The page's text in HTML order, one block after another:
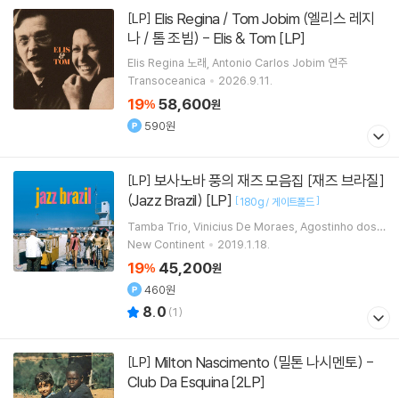
[LP]
나 / 톰 조빔) - Elis & Tom [LP]
Elis Regina 노래 Antonio Carlos Jobim 연주
Transoceanica
2026.9.11.
19% 58,600원
590원
[LP]
(Jazz Brazil) [LP] [180g / 게이트폴드]
Tamba Trio Vinicius De Moraes Agostinho dos
Santos Ella Fitzgerald 노래 외 16명
New Continent 2019.1.18.
19% 45,200원
460원
8.0 (1)
[LP]
Club Da Esquina [2LP]